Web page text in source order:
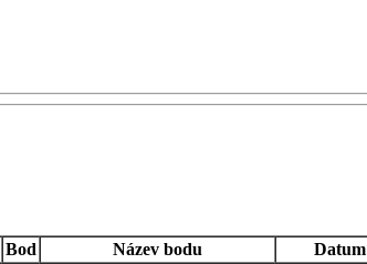
Bod Název bodu Datum